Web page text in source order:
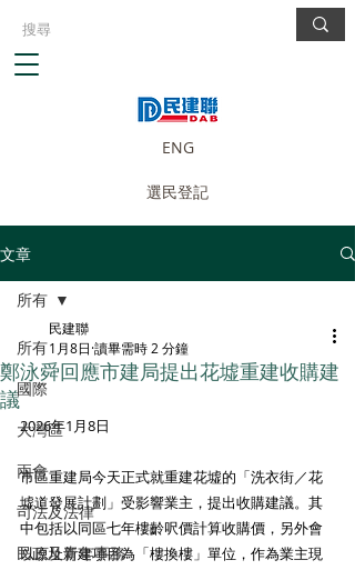
ENG
選民登記
文章
所有
國際
大灣區
兩會
司法及法律
民政及青年事務
所有
鄭泳舜回應市建局提出花墟重建收購建
議
民建聯
1月8日 讀畢需時 2 分鐘
2026年1月8日
市區重建局今天正式就重建花墟的「洗衣街／花
墟道發展計劃」受影響業主，提出收購建議。其
中包括以同區七年樓齡呎價計算收購價，另外會
以原址新建項目為「樓換樓」單位，作為業主現